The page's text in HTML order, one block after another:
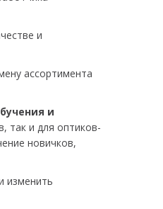
и
ассортимента
и
так и для оптиков-
новичков,
изменить